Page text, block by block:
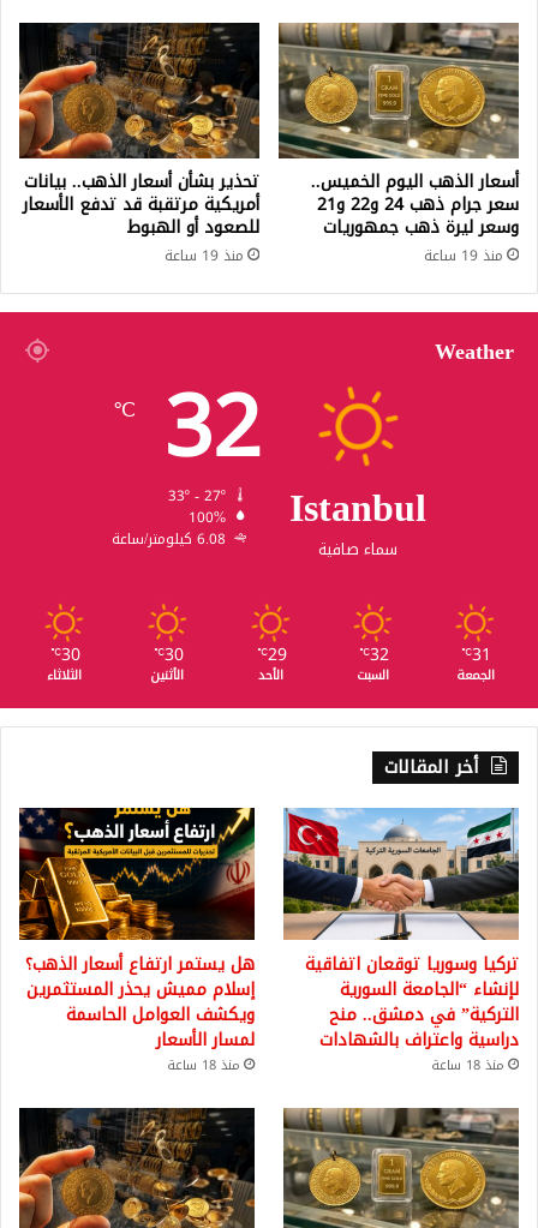
أسعار الذهب اليوم الخميس..
سعر جرام ذهب 24 و22 و21
وسعر ليرة ذهب جمهوريات
منذ 19 ساعة
تحذير بشأن أسعار الذهب.. بيانات
أمريكية مرتقبة قد تدفع الأسعار
للصعود أو الهبوط
منذ 19 ساعة
Weather
Istanbul
سماء صافية
32
℃
100%
6.08 كيلومتر/ساعة
31
℃
الجمعة
32
℃
السبت
29
℃
الأحد
30
℃
الأثنين
30
℃
الثلاثاء
أخر المقالات
تركيا وسوريا توقعان اتفاقية
لإنشاء “الجامعة السورية
التركية” في دمشق.. منح
دراسية واعتراف بالشهادات
منذ 18 ساعة
هل يستمر ارتفاع أسعار الذهب؟
إسلام مميش يحذر المستثمرين
ويكشف العوامل الحاسمة
لمسار الأسعار
منذ 18 ساعة